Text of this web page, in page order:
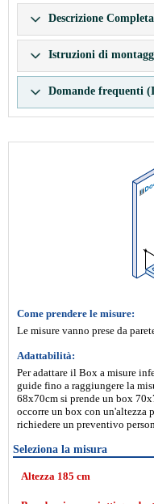
Descrizione Completa
Istruzioni di
Domande frequenti
Come prendere le misure:
Le misure vanno prese da
Adattabilità:
Per adattare il Box a misure
guide fino a raggiungere la
68x70cm si prende un box
occorre un box con un'altezza
richiedere un preventivo
Seleziona la misura
Altezza 185 cm